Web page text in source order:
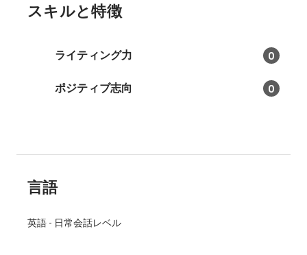
スキルと特徴
ライティング力 0
ポジティブ志向 0
言語
英語 - 日常会話レベル